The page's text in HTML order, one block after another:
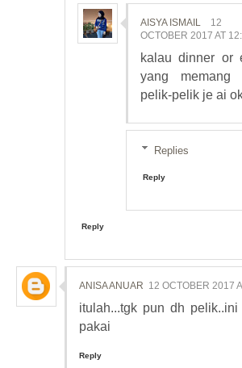
AISYA ISMAIL
12
OCTOBER 2017 AT
kalau dinner or
yang memang
pelik-pelik je ai
Replies
Reply
Reply
ANISA ANUAR 12 OCTOBER 2017
itulah...tgk pun dh
pakai
Reply